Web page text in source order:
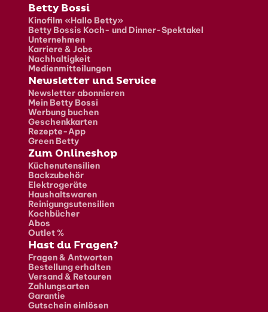
Fusszeile
Betty Bossi
Kinofilm «Hallo Betty»
Betty Bossis Koch- und Dinner-Spektakel
Unternehmen
Karriere & Jobs
Nachhaltigkeit
Medienmitteilungen
Newsletter und Service
Newsletter abonnieren
Mein Betty Bossi
Werbung buchen
Geschenkkarten
Rezepte-App
Green Betty
Zum Onlineshop
Küchenutensilien
Backzubehör
Elektrogeräte
Haushaltswaren
Reinigungsutensilien
Kochbücher
Abos
Outlet %
Hast du Fragen?
Fragen & Antworten
Bestellung erhalten
Versand & Retouren
Zahlungsarten
Garantie
Gutschein einlösen